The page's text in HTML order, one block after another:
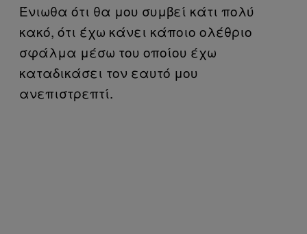
Ένιωθα ότι θα μου συμβεί κάτι πολύ
κακό, ότι έχω κάνει κάποιο ολέθριο
σφάλμα μέσω του οποίου έχω
καταδικάσει τον εαυτό μου
ανεπιστρεπτί.